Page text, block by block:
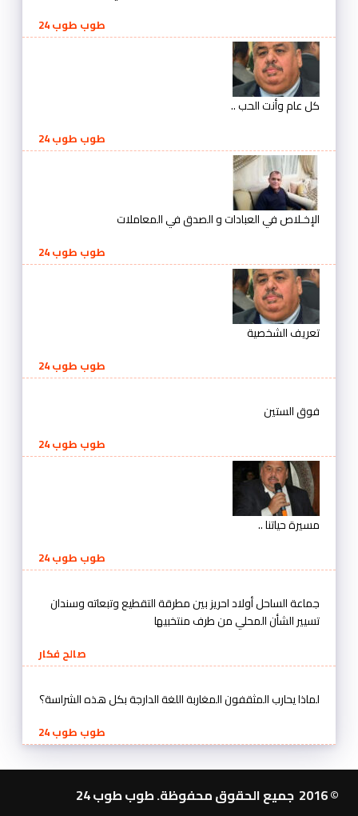
طوب طوب 24
كل عام وأنت الحب ..
طوب طوب 24
الإخـلاص في العبادات و الصدق في المعاملات
طوب طوب 24
تعريف الشخصية
طوب طوب 24
فوق الستين
طوب طوب 24
مسيرة حياتنا ..
طوب طوب 24
جماعة الساحل أولاد احريز بين مطرقة التقطيع وتبعاته وسندان
تسيير الشأن المحلي من طرف منتخبيها
صالح فكار
لماذا يحارب المثقفون المغاربة اللغة الدارجة بكل هذه الشراسة؟
طوب طوب 24
© 2016 جميع الحقوق محفوظة. طوب طوب 24